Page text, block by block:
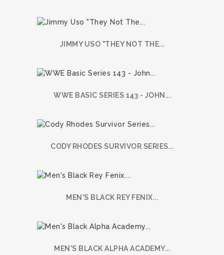
JIMMY USO "THEY NOT THE...
WWE BASIC SERIES 143 - JOHN...
CODY RHODES SURVIVOR SERIES...
MEN'S BLACK REY FENIX...
MEN'S BLACK ALPHA ACADEMY...